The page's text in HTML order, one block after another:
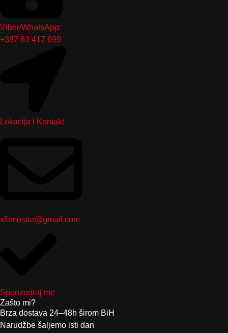
Viber/WhatsApp:
+387 63 417 699
Lokacija i Kontakt
xfitmostar@gmail.com
Sponzoriraj me
Zašto mi?
Brza dostava 24–48h širom BiH
Narudžbe šaljemo isti dan